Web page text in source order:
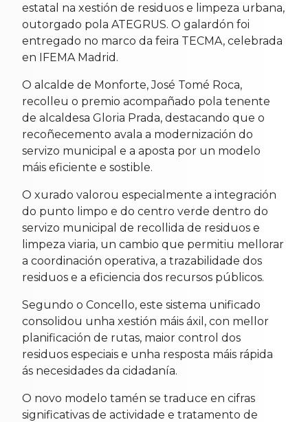
estatal na xestión de residuos e limpeza urbana,
outorgado pola ATEGRUS. O galardón foi
entregado no marco da feira TECMA, celebrada
en IFEMA Madrid.
O alcalde de Monforte, José Tomé Roca,
recolleu o premio acompañado pola tenente
de alcaldesa Gloria Prada, destacando que o
recoñecemento avala a modernización do
servizo municipal e a aposta por un modelo
máis eficiente e sostible.
O xurado valorou especialmente a integración
do punto limpo e do centro verde dentro do
servizo municipal de recollida de residuos e
limpeza viaria, un cambio que permitiu mellorar
a coordinación operativa, a trazabilidade dos
residuos e a eficiencia dos recursos públicos.
Segundo o Concello, este sistema unificado
consolidou unha xestión máis áxil, con mellor
planificación de rutas, maior control dos
residuos especiais e unha resposta máis rápida
ás necesidades da cidadanía.
O novo modelo tamén se traduce en cifras
significativas de actividade e tratamento de